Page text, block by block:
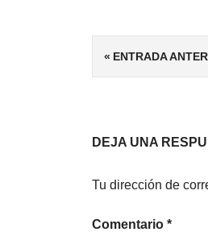
ETIQUETAS
4/5
HISPANA
MUSULMANA
HISTÓRICO
ENTRADA
DEJA UNA
Tu dirección de
Comentario *